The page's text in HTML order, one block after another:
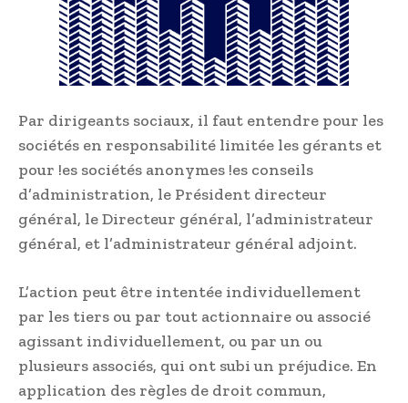
Par dirigeants sociaux, il faut entendre pour les
sociétés en responsabilité limitée les gérants et
pour !es sociétés anonymes !es conseils
d’administration, le Président directeur
général, le Directeur général, l’administrateur
général, et l’administrateur général adjoint.
L’action peut être intentée individuellement
par les tiers ou par tout actionnaire ou associé
agissant individuellement, ou par un ou
plusieurs associés, qui ont subi un préjudice. En
application des règles de droit commun,